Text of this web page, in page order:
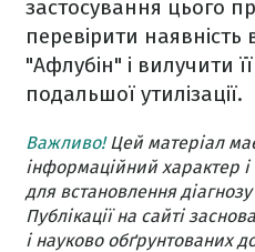
застосування цього
перевірити наявність
"Афлубін" і вилучити
подальшої утилізації.
Важливо!Цей матеріал
інформаційний характер
для встановлення
Публікації на сайті
і науково обґрунтованих